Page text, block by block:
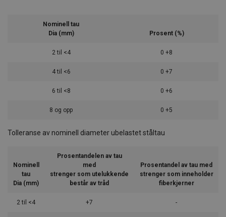
Nominell tau
Dia (mm)
Prosent (%)
2 til <4 0 +8
4 til <6 0 +7
6 til <8 0 +6
8 og opp 0 +5
Tolleranse av nominell diameter ubelastet ståltau
Nominell
tau
Dia (mm)
Prosentandelen av tau
med
strenger som utelukkende
består av tråd
Prosentandel av tau med
strenger som inneholder
fiberkjerner
2 til <4 +7 -